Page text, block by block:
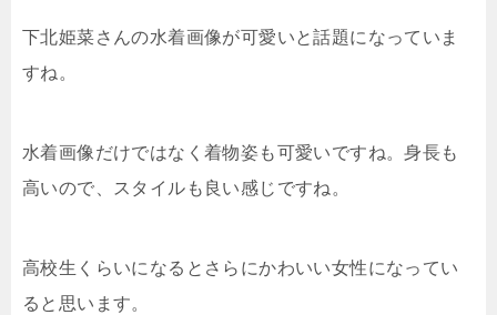
下北姫菜さんの水着画像が可愛いと話題になっていま
すね。
水着画像だけではなく着物姿も可愛いですね。身長も
高いので、スタイルも良い感じですね。
高校生くらいになるとさらにかわいい女性になってい
ると思います。